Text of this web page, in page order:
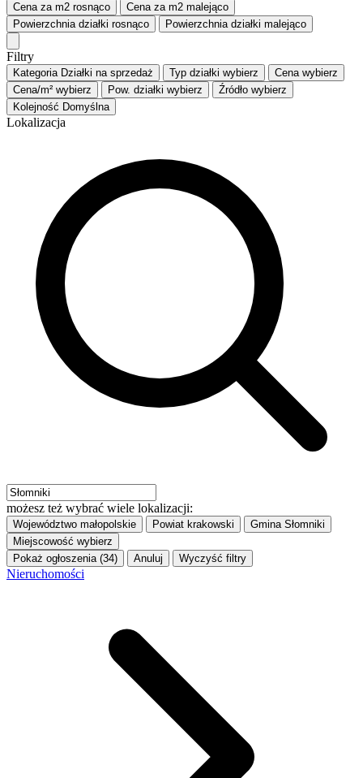
Cena za m2 rosnąco Cena za m2 malejąco
Powierzchnia działki rosnąco Powierzchnia działki malejąco
Filtry
Kategoria Działki na sprzedaż Typ działki wybierz Cena wybierz
Cena/m² wybierz Pow. działki wybierz Źródło wybierz
Kolejność Domyślna
Lokalizacja
możesz też wybrać wiele lokalizacji:
Województwo małopolskie Powiat krakowski Gmina Słomniki
Miejscowość wybierz
Pokaż ogłoszenia (34)
Anuluj Wyczyść filtry
Nieruchomości